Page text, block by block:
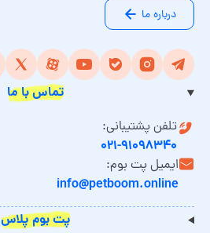
درباره ما
تماس با ما
تلفن پشتیبانی:
۰۲۱-۹۱۰۹۸۳۴۰
ایمیل پت بوم:
info@petboom.online
پت بوم پلاس